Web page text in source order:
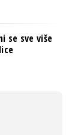
se sve više